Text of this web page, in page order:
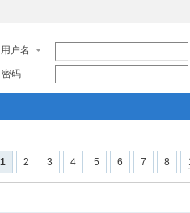
用户名
密码
1 2 3 4 5 6 7 8